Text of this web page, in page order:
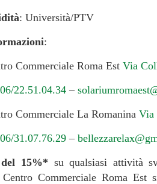
: Università/PTV
:
Commerciale Roma Est Via
06/22.51.04.34 –
Commerciale La Romanina Via
06/31.07.76.29 –
15%* su qualsiasi attività
Commerciale Roma Est